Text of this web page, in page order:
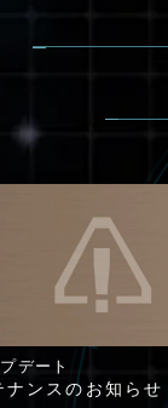
デート
ナンスのお知らせ